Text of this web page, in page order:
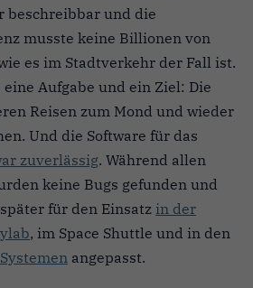
beschreibbar und die
musste keine Billionen von
es im Stadtverkehr der Fall ist.
Aufgabe und ein Ziel: Die
Reisen zum Mond und wieder
Und die Software für das
zuverlässig. Während allen
keine Bugs gefunden und
für den Einsatz in der
, im Space Shuttle und in den
angepasst.